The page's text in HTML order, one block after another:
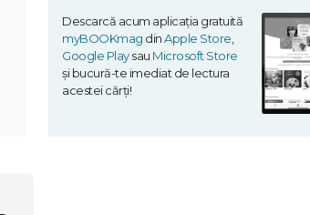
Descarcă acum aplicația gratuită
myBOOKmag dinApple Store
Google Playsau Microsoft Store
și bucură-te imediat de lectura
acestei cărți!